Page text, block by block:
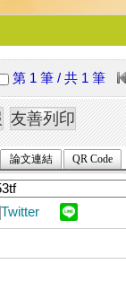
第 1 筆 / 共 1 筆
論文連結 QR Code
Twitter